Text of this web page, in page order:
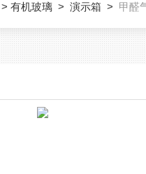
> 有机玻璃 > 演示箱 > 甲醛